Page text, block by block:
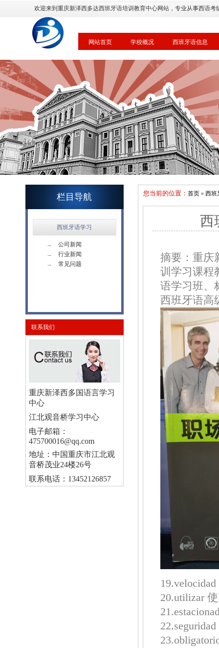
欢迎来到重庆新泽西多达西班牙语培训教育中心网站，专业从事西语考
网站首页 学校概况 西班牙语信息
栏目导航
西班牙语学习
→
公司新闻
→
行业新闻
→
常见问题
联系我们
重庆新泽西多国语言学习
中心
江北观音桥学习中心
电子邮箱：
475700016@qq.com
地址：中国重庆市江北观
音桥茂业24楼26号
联系电话：13452126857
您当前的位置： 首页» 西班
西
摘要：重庆
训学习课程
语学习班、
西班牙语高
20.utilizar